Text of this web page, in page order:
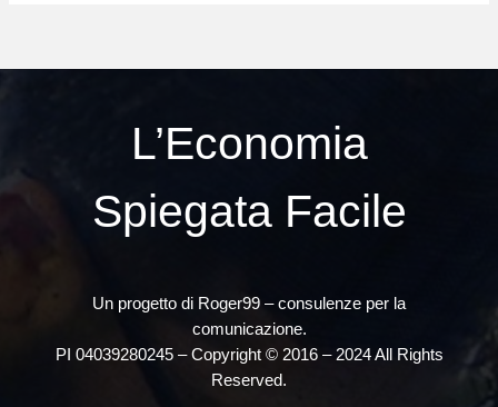
L’Economia
Spiegata Facile
Un progetto di Roger99 – consulenze per la
comunicazione.
PI 04039280245 – Copyright © 2016 – 2024 All Rights
Reserved.